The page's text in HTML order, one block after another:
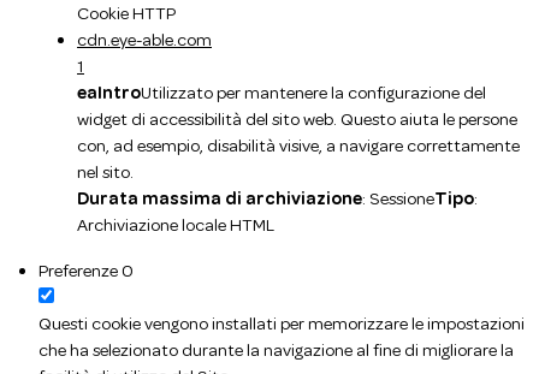
Cookie HTTP
cdn.eye-able.com
1
eaIntroUtilizzato per mantenere la configurazione del
widget di accessibilità del sito web. Questo aiuta le persone
con, ad esempio, disabilità visive, a navigare correttamente
nel sito.
Durata massima di archiviazione: SessioneTipo:
Archiviazione locale HTML
Preferenze0
Questi cookie vengono installati per memorizzare le impostazioni
che ha selezionato durante la navigazione al fine di migliorare la